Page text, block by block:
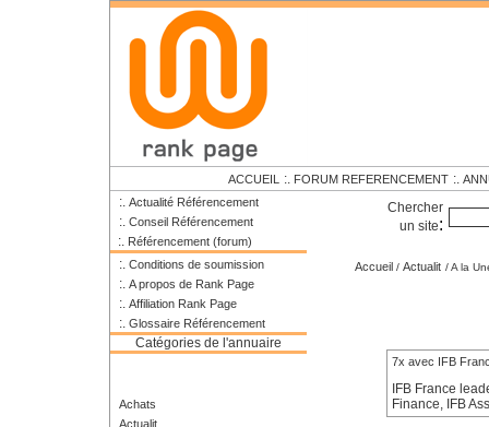
ACCUEIL :. FORUM REFERENCEMENT :.
:. Actualité Référencement
:. Conseil Référencement
:. Référencement (forum)
:. Conditions de soumission
:. A propos de Rank Page
:. Affiliation Rank Page
:. Glossaire Référencement
Catégories de l'annuaire
Achats
Actualit
Chercher
un site:
Accueil / Actualit / A la
7x avec IFB
IFB France
Finance, IFB